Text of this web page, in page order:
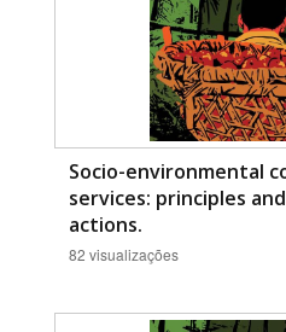
Socio-environmental
services: principles
actions.
82 visualizações